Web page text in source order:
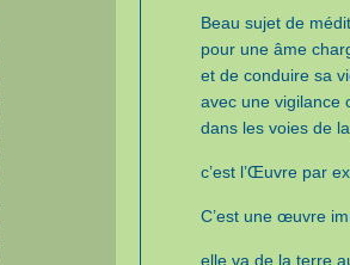
Beau sujet de
pour une âme
et de conduire sa
avec une vigilance
dans les voies de
c’est l’Œuvre par
C’est une œuvre
elle va de la terre